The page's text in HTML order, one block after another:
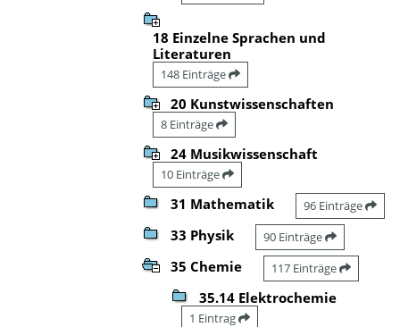
18 Einzelne Sprachen und
Literaturen
148 Einträge
20 Kunstwissenschaften
8 Einträge
24 Musikwissenschaft
10 Einträge
31 Mathematik 96 Einträge
33 Physik 90 Einträge
35 Chemie 117 Einträge
35.14 Elektrochemie
1 Eintrag